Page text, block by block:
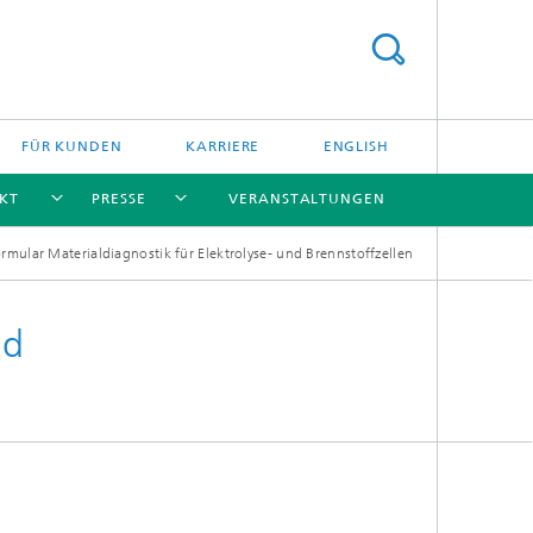
FÜR KUNDEN KARRIERE ENGLISH
Aktuelle Forschung
PRESSE VERANSTALTUNGEN
Materialdiagnostik für Elektrolyse- und Brennstoffzellen